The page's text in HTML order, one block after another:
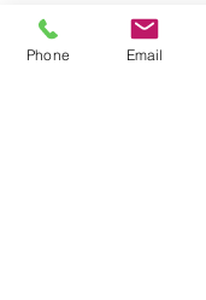
Phone Email